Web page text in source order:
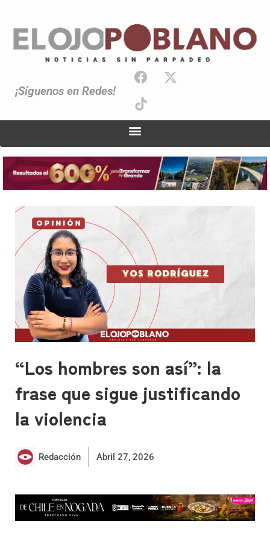
¡Síguenos en Redes!
“Los hombres son así”: la
frase que sigue justificando
la violencia
Redacción Abril 27, 2026